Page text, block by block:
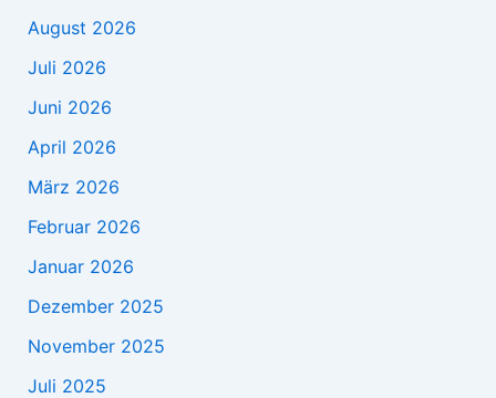
August 2026
Juli 2026
Juni 2026
April 2026
März 2026
Februar 2026
Januar 2026
Dezember 2025
November 2025
Juli 2025